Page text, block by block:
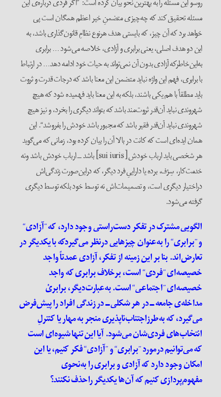
مسئله تحقیق کند که چه‌چیزی متضمنِ خیر اعظم همگان است پی
خواهد برد که آن چیز، که بایستی هدف هر‌نوع نظامِ قانون‌گذاری باشد، به
این دو هدف اصلی، یعنی برابری و آزادی، خلاصه می‌شود … برابری
به‌این‌خاطر‌که آزادی بدون آن نمی‌تواند به حیات خود ادامه دهد… در ارتباط
با برابری، فهم این واژه نباید متضمن این معنا باشد که درجات قدرت و ثروت
باید مطلقاً با هم یکی باشند، بلکه به این معنا باید فهمیده شود که هیچ
شهروندی نباید آن‌قدر ثروت‌مند باشد که بتواند دیگری را بخرد، و نیز هیچ
شهروندی نباید آن‌قدر فقیر باشد که مجبور باشد خودش را بفروشد“. این
همان ایده‌ای است که کانت در ‌بالا آن را بیان کرده بود، زمانی که می‌گوید
هر شخصی باید ارباب خودش [sui iuris] باشد ــ ارباب خودش باشد ونه
خدمت‌کار، سِرْف، برده یا داراییِ فرد دیگر، که در‌این‌صورت زندگی‌اش
در‌اختیار دیگری است، و تصمیمات‌اش نه توسط خود بلکه توسط دیگری
گرفته می‌شود.
الگویی مشترک در تفکر دست‌راستی وجود دارد، که”آزادی“
و”برابری“را به‌عنوان چیز‌هایی در‌نظر می‌گیردکه با یکدیگر در
تعارض‌اند. بنا بر این زمینه از تفکر، آزادی عمدتاً واجد
خصیصه‌ای”فردی“است، بر‌خلاف برابری که واجد
خصیصه‌ای”اجتماعی“است. به‌عبارت‌دیگر، برابریْ
مداخله‌ی جامعه ــ در هر شکلی ــ در زندگی افراد را پیش‌فرض
می‌گیرد، که به‌طرز‌اجتناب‌نا‌پذیری منجر به مهار یا کنترلِ
انتخاب‌های فردی‌شان می‌شود. آیا این تنها شیوه‌ای است
که می‌توانیم در‌مورد”برابری“و”آزادی“فکر کنیم، یا این
امکان وجود دارد که آزادی و برابری را به‌نحوی
مفهوم‌پردازی کنیم که آن‌ها یکدیگر راحذف نکنند؟